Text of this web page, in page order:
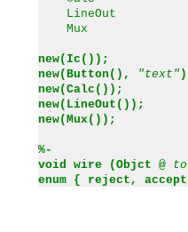
LineOut
Mux
new(Ic());
new(Button(),
"text"
new(Calc());
new(LineOut());
new(Mux());
%-
void wire (Objct @ to
enum { reject,